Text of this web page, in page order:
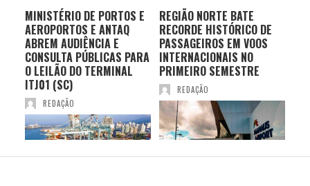
MINISTÉRIO DE PORTOS E
AEROPORTOS E ANTAQ
ABREM AUDIÊNCIA E
CONSULTA PÚBLICAS PARA
O LEILÃO DO TERMINAL
ITJ01 (SC)
REDAÇÃO
REGIÃO NORTE BATE
RECORDE HISTÓRICO DE
PASSAGEIROS EM VOOS
INTERNACIONAIS NO
PRIMEIRO SEMESTRE
REDAÇÃO